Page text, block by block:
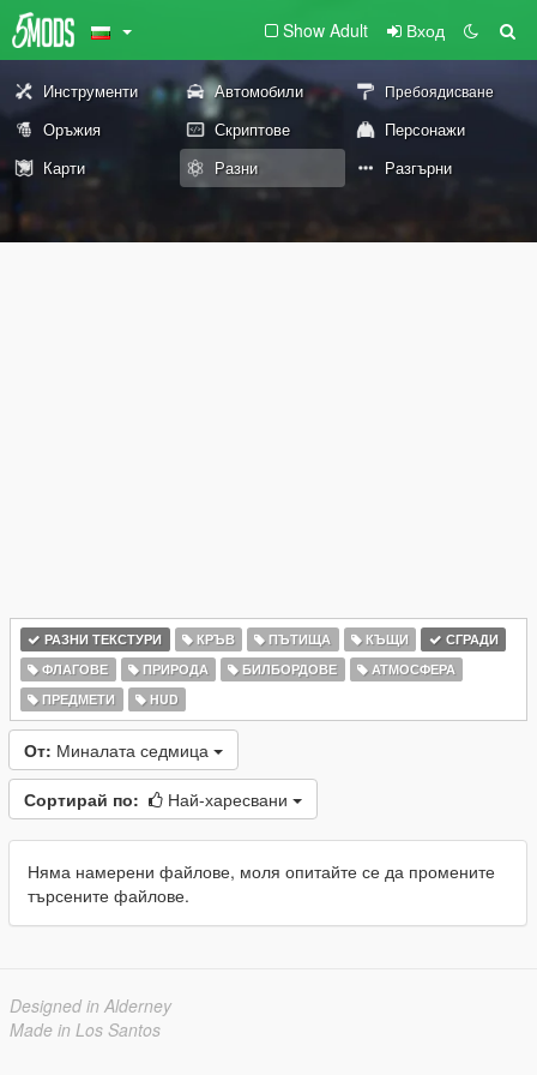
Show Adult Вход
Инструменти Автомобили Пребоядисване
Оръжия Скриптове
Персонажи
Карти
Разни Разгърни
РАЗНИ ТЕКСТУРИ КРЪВ ПЪТИЩА КЪЩИ
СГРАДИ
ФЛАГОВЕ
ПРИРОДА БИЛБОРДОВЕ
АТМОСФЕРА
ПРЕДМЕТИ
HUD
От: Миналата седмица
Сортирай по: Най-харесвани
Няма намерени файлове, моля опитайте се да промените
търсените файлове.
Designed in Alderney
Made in Los Santos